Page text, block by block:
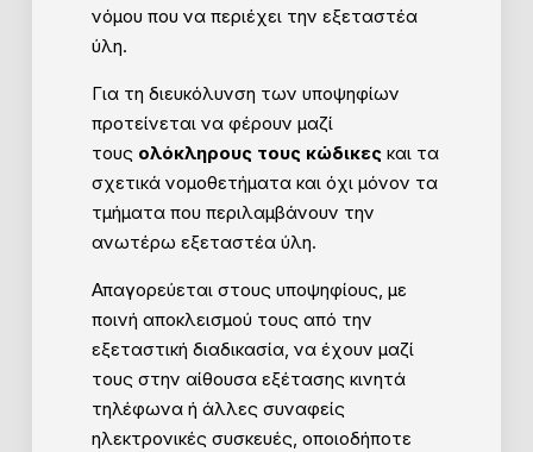
νόμου που να περιέχει την εξεταστέα
ύλη.
Για τη διευκόλυνση των υποψηφίων
προτείνεται να φέρουν μαζί
τους ολόκληρους τους κώδικεςκαι τα
σχετικά νομοθετήματα και όχι μόνον τα
τμήματα που περιλαμβάνουν την
ανωτέρω εξεταστέα ύλη.
Απαγορεύεται στους υποψηφίους, µε
ποινή αποκλεισμού τους από την
εξεταστική διαδικασία, να έχουν μαζί
τους στην αίθουσα εξέτασης κινητά
τηλέφωνα ή άλλες συναφείς
ηλεκτρονικές συσκευές, οποιοδήποτε